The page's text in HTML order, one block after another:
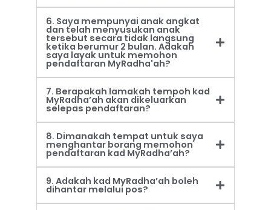
6. Saya mempunyai anak angkat
dan telah menyusukan anak
tersebut secara tidak langsung
ketika berumur 2 bulan. Adakah
saya layak untuk memohon
pendaftaran MyRadha'ah?
7. Berapakah lamakah tempoh kad
MyRadha’ah akan dikeluarkan
selepas pendaftaran?
8. Dimanakah tempat untuk saya
menghantar borang memohon
pendaftaran kad MyRadha’ah?
9. Adakah kad MyRadha’ah boleh
dihantar melalui pos?